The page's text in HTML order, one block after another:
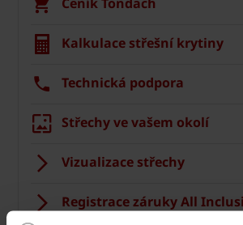
Kalkulace střešní krytiny
Technická podpora
Střechy ve vašem okolí
Vizualizace střechy
Registrace záruky All